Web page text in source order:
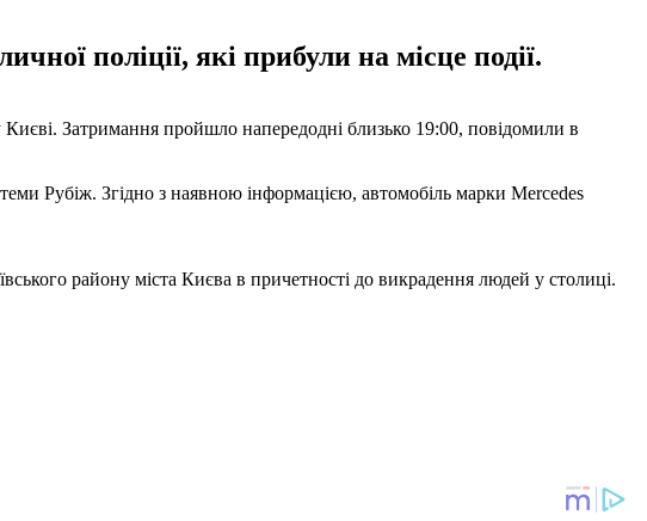
поліції, які прибули на місце події.
Затримання пройшло напередодні близько 19:00, повідомили в
Рубіж. Згідно з наявною інформацією, автомобіль марки Mercedes
району міста Києва в причетності до викрадення людей у столиці.